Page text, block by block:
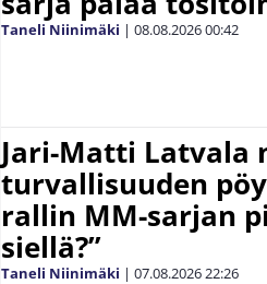
Taneli Niinimäki | 08.08.202600:42
Jari-Matti Latvala
turvallisuuden
rallin MM-sarjan
siellä?”
Taneli Niinimäki | 07.08.202622:26